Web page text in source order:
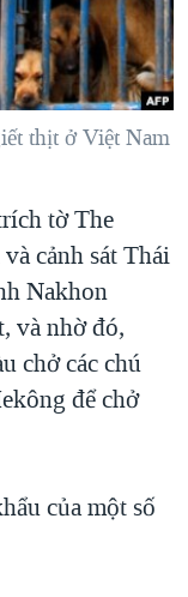
CUỘC'
NAM
THÔN MỸ
thịt ở Việt Nam
tờ The
cảnh sát Thái
Nakhon
và nhờ đó,
chở các chú
để chở
của một số